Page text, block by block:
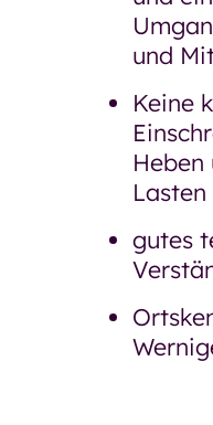
und
Keine
Heben
gutes